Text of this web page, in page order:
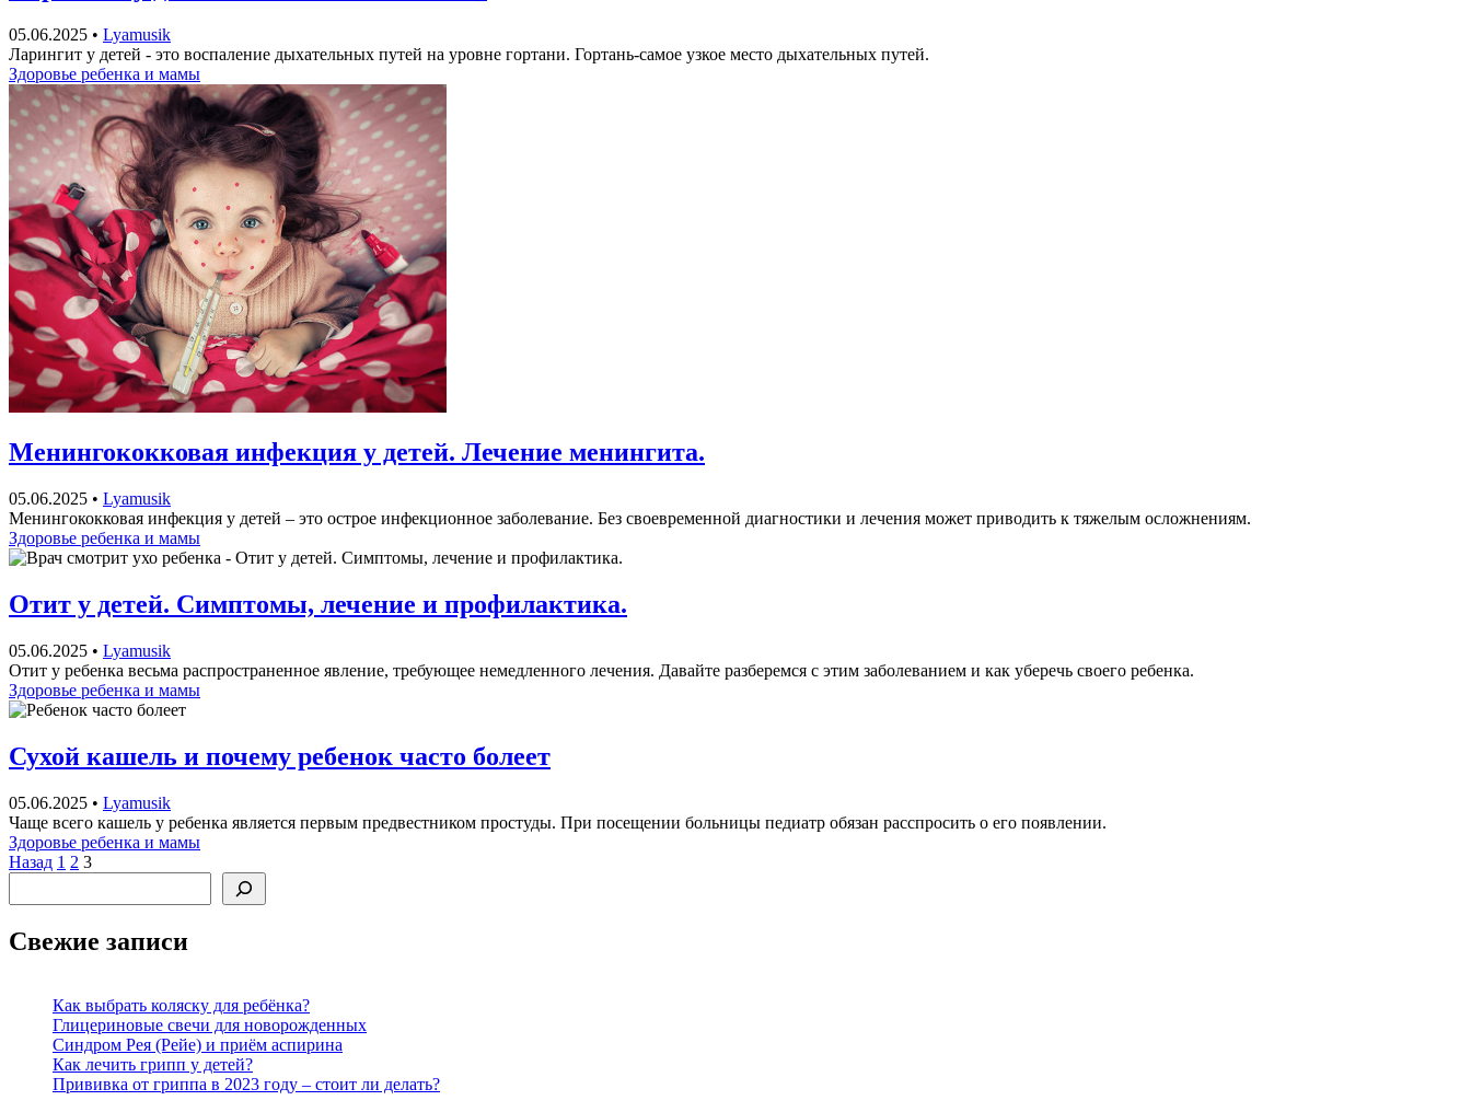
05.06.2025 • Lyamusik
Ларингит у детей - это воспаление дыхательных путей на уровне гортани. Гортань-самое узкое место дыхательных путей.
Здоровье ребенка и мамы
Менингококковая инфекция у детей. Лечение менингита.
05.06.2025 • Lyamusik
Менингококковая инфекция у детей – это острое инфекционное заболевание. Без своевременной диагностики и лечения может приводить к тяжелым осложнениям.
Здоровье ребенка и мамы
Отит у детей. Симптомы, лечение и профилактика.
05.06.2025 • Lyamusik
Отит у ребенка весьма распространенное явление, требующее немедленного лечения. Давайте разберемся с этим заболеванием и как уберечь своего ребенка.
Здоровье ребенка и мамы
Сухой кашель и почему ребенок часто болеет
05.06.2025 • Lyamusik
Чаще всего кашель у ребенка является первым предвестником простуды. При посещении больницы педиатр обязан расспросить о его появлении.
Здоровье ребенка и мамы
Пагинация
Назад 1 2 3
Свежие записи
Как выбрать коляску для ребёнка?
Глицериновые свечи для новорожденных
Синдром Рея (Рейе) и приём аспирина
Как лечить грипп у детей?
Прививка от гриппа в 2023 году – стоит ли делать?